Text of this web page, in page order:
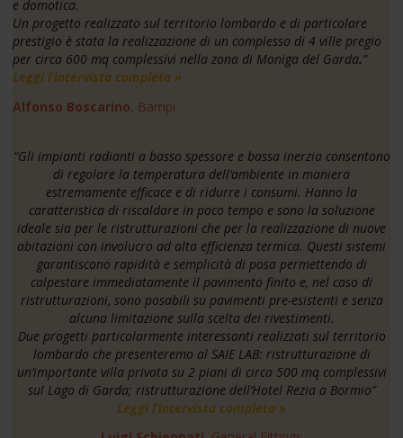
e domotica.
Un progetto realizzato sul territorio lombardo e di particolare
prestigio è stata la realizzazione di un complesso di 4 ville pregio
per circa 600 mq complessivi nella zona di Moniga del Garda.”
Leggi l’intervista completa »
Alfonso Boscarino, Bampi
“Gli impianti radianti a basso spessore e bassa inerzia consentono
di regolare la temperatura dell’ambiente in maniera
estremamente efficace e di ridurre i consumi. Hanno la
caratteristica di riscaldare in poco tempo e sono la soluzione
ideale sia per le ristrutturazioni che per la realizzazione di nuove
abitazioni con involucro ad alta efficienza termica. Questi sistemi
garantiscono rapidità e semplicità di posa permettendo di
calpestare immediatamente il pavimento finito e, nel caso di
ristrutturazioni, sono posabili su pavimenti pre-esistenti e senza
alcuna limitazione sulla scelta dei rivestimenti.
Due progetti particolarmente interessanti realizzati sul territorio
lombardo che presenteremo al SAIE LAB: ristrutturazione di
un’importante villa privata su 2 piani di circa 500 mq complessivi
sul Lago di Garda; ristrutturazione dell’Hotel Rezia a Bormio”
Leggi l’intervista completa »